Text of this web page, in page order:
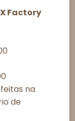
Brigadeirando
Factory
na
de